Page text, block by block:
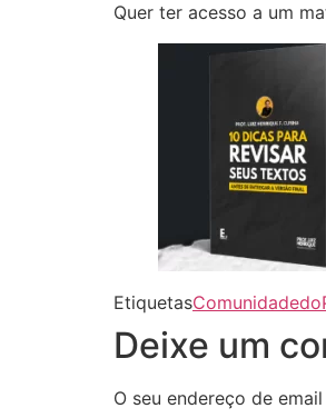
Quer ter acesso a um
Etiquetas
Deixe um
O seu endereço de